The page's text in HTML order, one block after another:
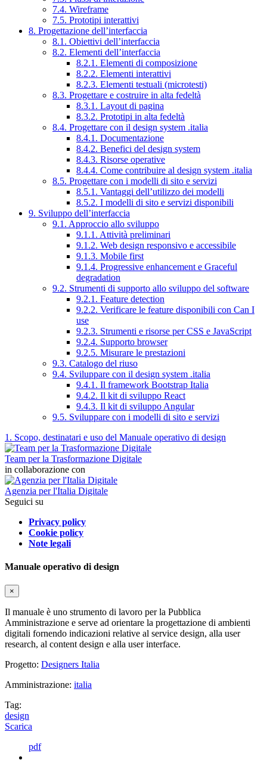
7.4. Wireframe
7.5. Prototipi interattivi
8. Progettazione dell’interfaccia
8.1. Obiettivi dell’interfaccia
8.2. Elementi dell’interfaccia
8.2.1. Elementi di composizione
8.2.2. Elementi interattivi
8.2.3. Elementi testuali (microtesti)
8.3. Progettare e costruire in alta fedeltà
8.3.1. Layout di pagina
8.3.2. Prototipi in alta fedeltà
8.4. Progettare con il design system .italia
8.4.1. Documentazione
8.4.2. Benefici del design system
8.4.3. Risorse operative
8.4.4. Come contribuire al design system .italia
8.5. Progettare con i modelli di sito e servizi
8.5.1. Vantaggi dell’utilizzo dei modelli
8.5.2. I modelli di sito e servizi disponibili
9. Sviluppo dell’interfaccia
9.1. Approccio allo sviluppo
9.1.1. Attività preliminari
9.1.2. Web design responsivo e accessibile
9.1.3. Mobile first
9.1.4. Progressive enhancement e Graceful
degradation
9.2. Strumenti di supporto allo sviluppo del software
9.2.1. Feature detection
9.2.2. Verificare le feature disponibili con Can I
use
9.2.3. Strumenti e risorse per CSS e JavaScript
9.2.4. Supporto browser
9.2.5. Misurare le prestazioni
9.3. Catalogo del riuso
9.4. Sviluppare con il design system .italia
9.4.1. Il framework Bootstrap Italia
9.4.2. Il kit di sviluppo React
9.4.3. Il kit di sviluppo Angular
9.5. Sviluppare con i modelli di sito e servizi
1. Scopo, destinatari e uso del Manuale operativo di design
Team per la Trasformazione Digitale
in collaborazione con
Agenzia per l'Italia Digitale
Seguici su
Privacy policy
Cookie policy
Note legali
Manuale operativo di design
×
Il manuale è uno strumento di lavoro per la Pubblica
Amministrazione e serve ad orientare la progettazione di ambienti
digitali fornendo indicazioni relative al service design, alla user
research, al content design e alla user interface.
Progetto: Designers Italia
Amministrazione: italia
Tag:
design
Scarica
pdf